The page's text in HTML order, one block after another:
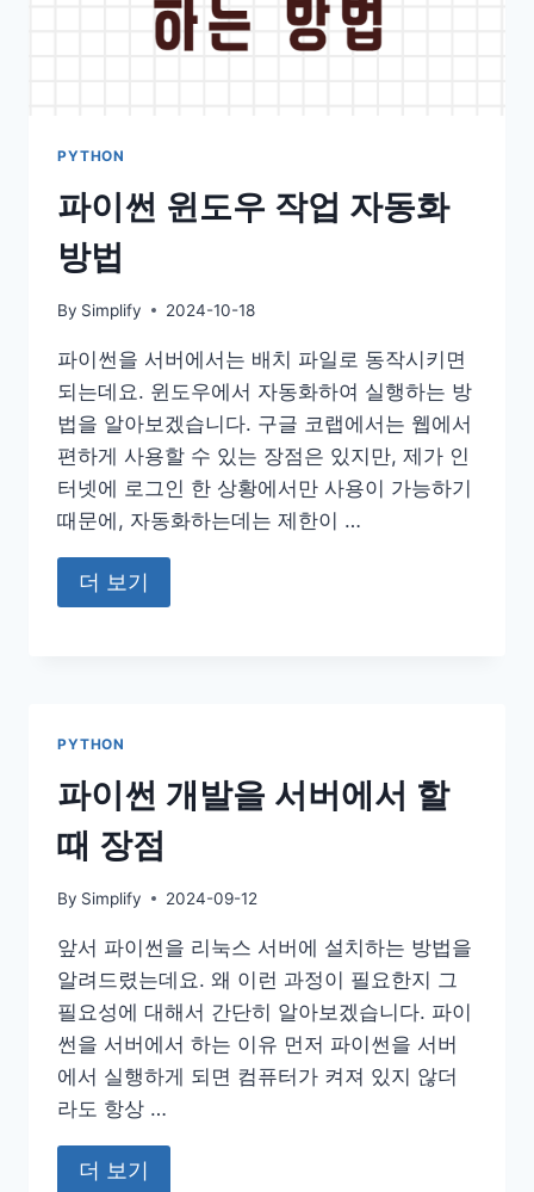
PYTHON
파이썬 윈도우 작업 자동화
방법
By Simplify 2024-10-18
파이썬을 서버에서는 배치 파일로 동작시키면
되는데요. 윈도우에서 자동화하여 실행하는 방
법을 알아보겠습니다. 구글 코랩에서는 웹에서
편하게 사용할 수 있는 장점은 있지만, 제가 인
터넷에 로그인 한 상황에서만 사용이 가능하기
때문에, 자동화하는데는 제한이 …
더 보기
PYTHON
파이썬 개발을 서버에서 할
때 장점
By Simplify 2024-09-12
앞서 파이썬을 리눅스 서버에 설치하는 방법을
알려드렸는데요. 왜 이런 과정이 필요한지 그
필요성에 대해서 간단히 알아보겠습니다. 파이
썬을 서버에서 하는 이유 먼저 파이썬을 서버
에서 실행하게 되면 컴퓨터가 켜져 있지 않더
라도 항상 …
더 보기